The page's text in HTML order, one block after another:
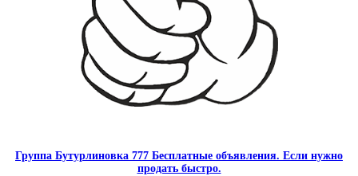
Группа Бутурлиновка 777 Бесплатные объявления. Если нужно
продать быстро.